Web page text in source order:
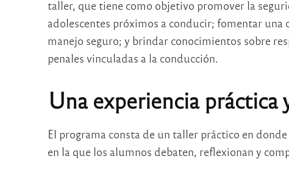
taller, que tiene como objetivo promover la
adolescentes próximos a conducir; fomentar
manejo seguro; y brindar conocimientos sobre
penales vinculadas a la conducción.
Una experiencia práctica
El programa consta de un taller práctico en
en la que los alumnos debaten, reflexionan y